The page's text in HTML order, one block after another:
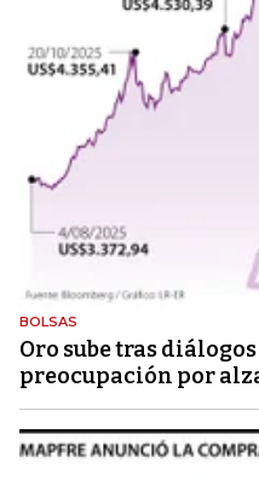
BOLSAS
Oro sube tras
preocupación por